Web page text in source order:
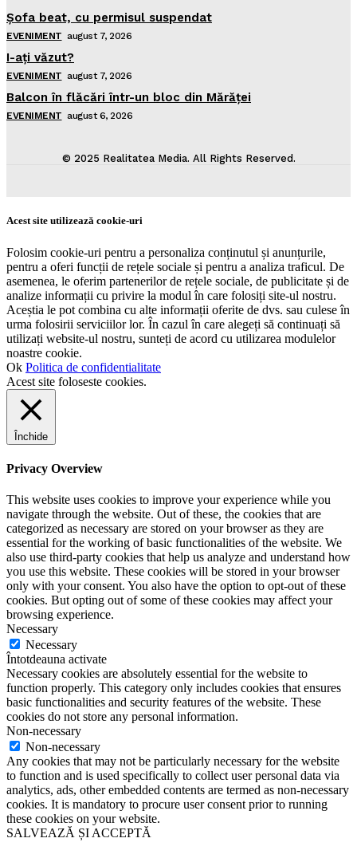
Şofa beat, cu permisul suspendat
EVENIMENT august 7, 2026
I-aţi văzut?
EVENIMENT august 7, 2026
Balcon în flăcări într-un bloc din Mărăţei
EVENIMENT august 6, 2026
© 2025 Realitatea Media. All Rights Reserved.
Acest site utilizează cookie-uri
Folosim cookie-uri pentru a personaliza conținutul și anunțurile,
pentru a oferi funcții de rețele sociale și pentru a analiza traficul. De
asemenea, le oferim partenerilor de rețele sociale, de publicitate și de
analize informații cu privire la modul în care folosiți site-ul nostru.
Aceștia le pot combina cu alte informații oferite de dvs. sau culese în
urma folosirii serviciilor lor. În cazul în care alegeți să continuați să
utilizați website-ul nostru, sunteți de acord cu utilizarea modulelor
noastre cookie.
Ok Politica de confidentialitate
Acest site foloseste cookies.
Închide
Privacy Overview
This website uses cookies to improve your experience while you
navigate through the website. Out of these, the cookies that are
categorized as necessary are stored on your browser as they are
essential for the working of basic functionalities of the website. We
also use third-party cookies that help us analyze and understand how
you use this website. These cookies will be stored in your browser
only with your consent. You also have the option to opt-out of these
cookies. But opting out of some of these cookies may affect your
browsing experience.
Necessary
Necessary
Întotdeauna activate
Necessary cookies are absolutely essential for the website to
function properly. This category only includes cookies that ensures
basic functionalities and security features of the website. These
cookies do not store any personal information.
Non-necessary
Non-necessary
Any cookies that may not be particularly necessary for the website
to function and is used specifically to collect user personal data via
analytics, ads, other embedded contents are termed as non-necessary
cookies. It is mandatory to procure user consent prior to running
these cookies on your website.
SALVEAZĂ ȘI ACCEPTĂ